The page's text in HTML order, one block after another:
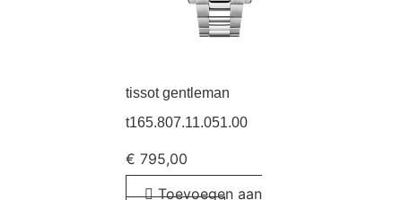
tissot gentleman
t165.807.11.051.00
€ 795,00
Toevoegen aan